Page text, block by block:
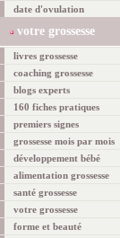
date d'ovulation
votre grossesse
livres grossesse
coaching grossesse
blogs experts
160 fiches pratiques
premiers signes
grossesse mois par mois
développement bébé
alimentation grossesse
santé grossesse
votre grossesse
forme et beauté